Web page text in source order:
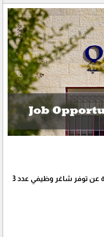
عن توفر شاغر وظيفي عدد 3